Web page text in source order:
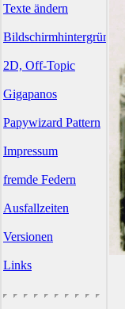
Texte ändern
Bildschirmhintergründe
2D, Off-Topic
Gigapanos
Papywizard Pattern
Impressum
fremde Federn
Ausfallzeiten
Versionen
Links